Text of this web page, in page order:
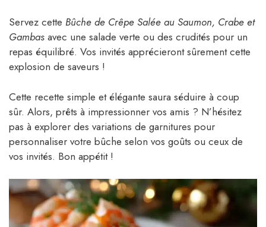
Servez cette Bûche de Crêpe Salée au Saumon, Crabe et
Gambas avec une salade verte ou des crudités pour un
repas équilibré. Vos invités apprécieront sûrement cette
explosion de saveurs !
Cette recette simple et élégante saura séduire à coup
sûr. Alors, prêts à impressionner vos amis ? N’hésitez
pas à explorer des variations de garnitures pour
personnaliser votre bûche selon vos goûts ou ceux de
vos invités. Bon appétit !